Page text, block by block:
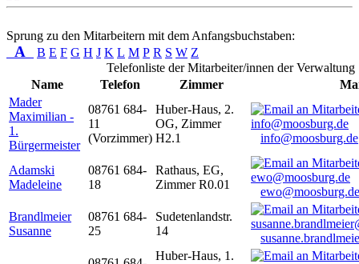
Sprung zu den Mitarbeitern mit dem Anfangsbuchstaben:
A B E F G H J K L M P R S W Z
Telefonliste der Mitarbeiter/innen der Verwaltung
Name
Telefon Zimmer
Mader
Maximilian -
1.
Bürgermeister
08761 684-
11
(Vorzimmer)
Huber-Haus, 2.
OG, Zimmer
H2.1
info@moosburg.de
Adamski
Madeleine
08761 684-
18
Rathaus, EG,
Zimmer R0.01
ewo@moosburg.de
Brandlmeier
Susanne
08761 684-
25
Sudetenlandstr.
14
Huber-Haus, 1.